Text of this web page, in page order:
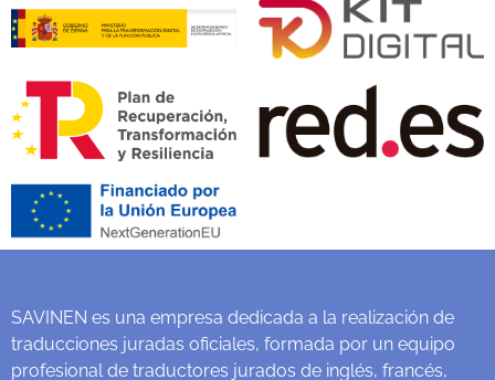
SAVINEN es una empresa dedicada a la realización de
traducciones juradas oficiales, formada por un equipo
profesional de traductores jurados de inglés, francés,